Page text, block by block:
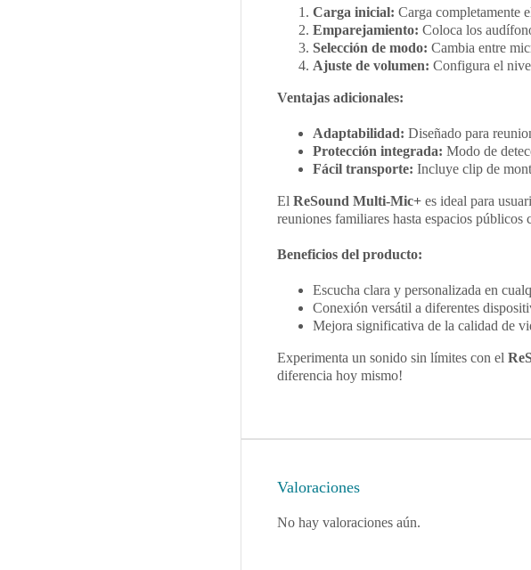
Carga inicial: Carga completamente
Emparejamiento: Coloca los
Selección de modo: Cambia entre
Ajuste de volumen: Configura el
Ventajas adicionales:
Adaptabilidad: Diseñado para
Protección integrada: Modo de
Fácil transporte: Incluye clip de
El ReSound Multi-Mic+ es ideal para
reuniones familiares hasta espacios públicos
Beneficios del producto:
Escucha clara y personalizada en
Conexión versátil a diferentes
Mejora significativa de la calidad de
Experimenta un sonido sin límites con el
diferencia hoy mismo!
Valoraciones
No hay valoraciones aún.